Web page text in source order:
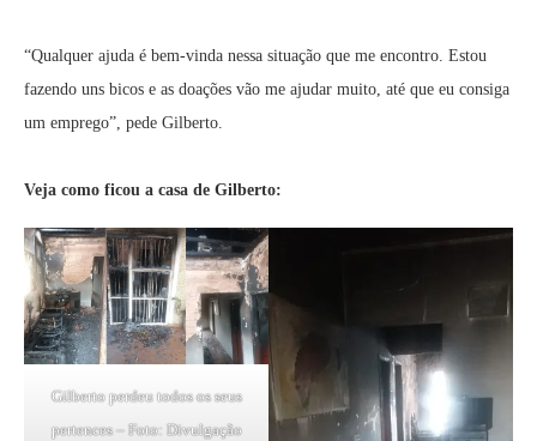
“Qualquer ajuda é bem-vinda nessa situação que me encontro. Estou
fazendo uns bicos e as doações vão me ajudar muito, até que eu consiga
um emprego”, pede Gilberto.
Veja como ficou a casa de Gilberto:
Gilberto perdeu todos os seus
pertences – Foto: Divulgação